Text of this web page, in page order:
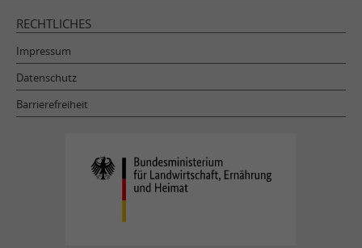
RECHTLICHES
Impressum
Datenschutz
Barrierefreiheit